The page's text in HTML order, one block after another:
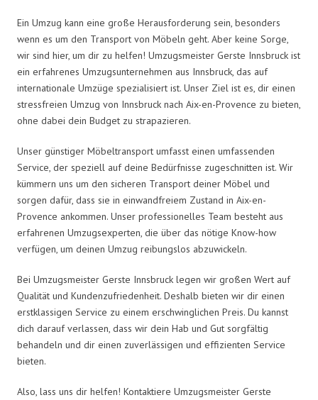
Ein Umzug kann eine große Herausforderung sein, besonders
wenn es um den Transport von Möbeln geht. Aber keine Sorge,
wir sind hier, um dir zu helfen! Umzugsmeister Gerste Innsbruck ist
ein erfahrenes Umzugsunternehmen aus Innsbruck, das auf
internationale Umzüge spezialisiert ist. Unser Ziel ist es, dir einen
stressfreien Umzug von Innsbruck nach Aix-en-Provence zu bieten,
ohne dabei dein Budget zu strapazieren.
Unser günstiger Möbeltransport umfasst einen umfassenden
Service, der speziell auf deine Bedürfnisse zugeschnitten ist. Wir
kümmern uns um den sicheren Transport deiner Möbel und
sorgen dafür, dass sie in einwandfreiem Zustand in Aix-en-
Provence ankommen. Unser professionelles Team besteht aus
erfahrenen Umzugsexperten, die über das nötige Know-how
verfügen, um deinen Umzug reibungslos abzuwickeln.
Bei Umzugsmeister Gerste Innsbruck legen wir großen Wert auf
Qualität und Kundenzufriedenheit. Deshalb bieten wir dir einen
erstklassigen Service zu einem erschwinglichen Preis. Du kannst
dich darauf verlassen, dass wir dein Hab und Gut sorgfältig
behandeln und dir einen zuverlässigen und effizienten Service
bieten.
Also, lass uns dir helfen! Kontaktiere Umzugsmeister Gerste